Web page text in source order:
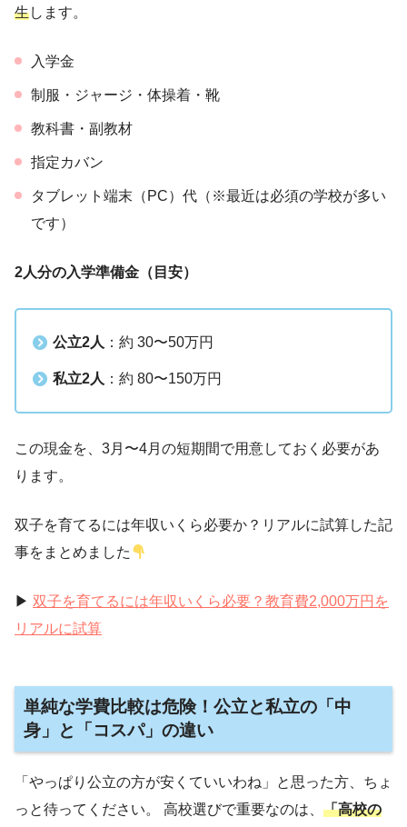
生します。
入学金
制服・ジャージ・体操着・靴
教科書・副教材
指定カバン
タブレット端末（PC）代（※最近は必須の学校が多い
です）
2人分の入学準備金（目安）
公立2人 ：約 30〜50万円
私立2人 ：約 80〜150万円
この現金を、3月〜4月の短期間で用意しておく必要があ
ります。
双子を育てるには年収いくら必要か？リアルに試算した記
事をまとめました
▶ 双子を育てるには年収いくら必要？教育費2,000万円を
リアルに試算
単純な学費比較は危険！公立と私立の「中
身」と「コスパ」の違い
「やっぱり公立の方が安くていいわね」と思った方、ちょ
っと待ってください。 高校選びで重要なのは、 「高校の